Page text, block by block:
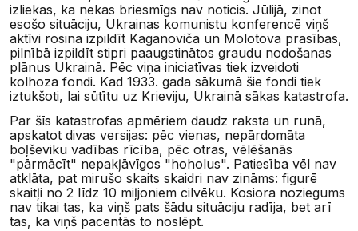
izliekas, ka nekas briesmīgs nav noticis. Jūlijā, zinot
esošo situāciju, Ukrainas komunistu konferencē viņš
aktīvi rosina izpildīt Kaganoviča un Molotova prasības,
pilnībā izpildīt stipri paaugstinātos graudu nodošanas
plānus Ukrainā. Pēc viņa iniciatīvas tiek izveidoti
kolhoza fondi. Kad 1933. gada sākumā šie fondi tiek
iztukšoti, lai sūtītu uz Krieviju, Ukrainā sākas katastrofa.
Par šīs katastrofas apmēriem daudz raksta un runā,
apskatot divas versijas: pēc vienas, nepārdomāta
boļševiku vadības rīcība, pēc otras, vēlēšanās
"pārmācīt" nepakļāvīgos "hoholus". Patiesība vēl nav
atklāta, pat mirušo skaits skaidri nav zināms: figurē
skaitļi no 2 līdz 10 miļjoniem cilvēku. Kosiora noziegums
nav tikai tas, ka viņš pats šādu situāciju radīja, bet arī
tas, ka viņš pacentās to noslēpt.